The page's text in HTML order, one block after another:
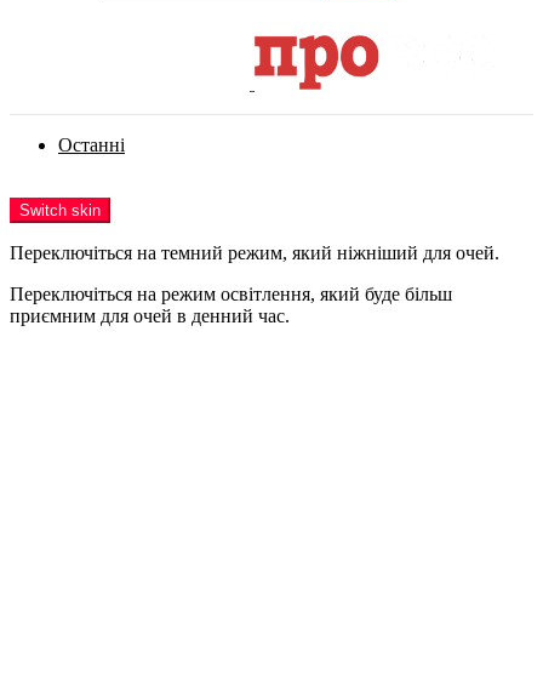
Останні
Switch skin
Переключіться на темний режим, який ніжніший для очей.
Переключіться на режим освітлення, який буде більш
приємним для очей в денний час.